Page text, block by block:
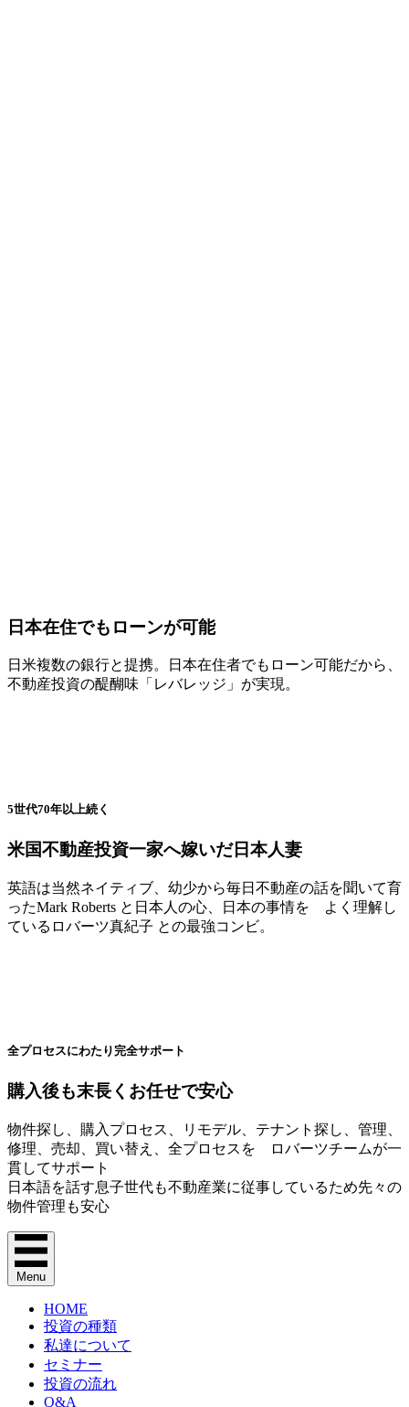
日本在住でもローンが可能
日米複数の銀行と提携。日本在住者でもローン可能だから、
不動産投資の醍醐味「レバレッジ」が実現。
5世代70年以上続く
米国不動産投資一家へ嫁いだ日本人妻
英語は当然ネイティブ、幼少から毎日不動産の話を聞いて育
ったMark Roberts と日本人の心、日本の事情を よく理解し
ているロバーツ真紀子 との最強コンビ。
全プロセスにわたり完全サポート
購入後も末長くお任せで安心
物件探し、購入プロセス、リモデル、テナント探し、管理、
修理、売却、買い替え、全プロセスを ロバーツチームが一
貫してサポート
日本語を話す息子世代も不動産業に従事しているため先々の
物件管理も安心
Menu
HOME
投資の種類
私達について
セミナー
投資の流れ
Q&A